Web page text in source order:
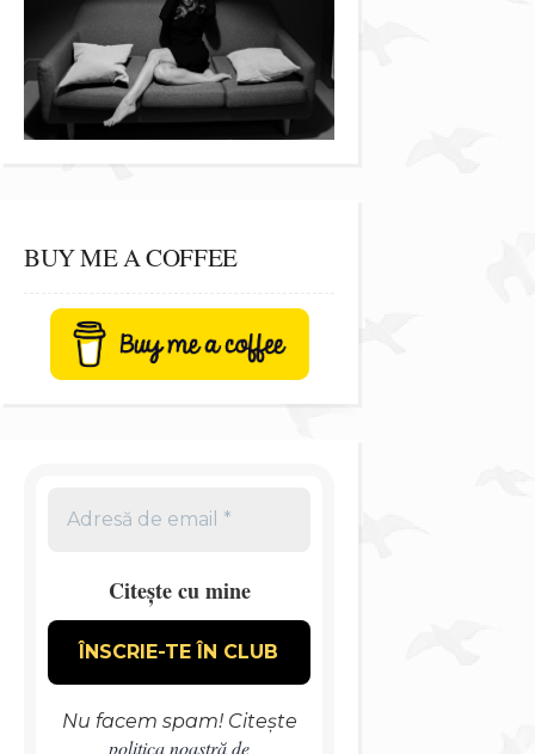
BUY ME A COFFEE
Citește cu mine
Nu facem spam! Citește
politica noastră de